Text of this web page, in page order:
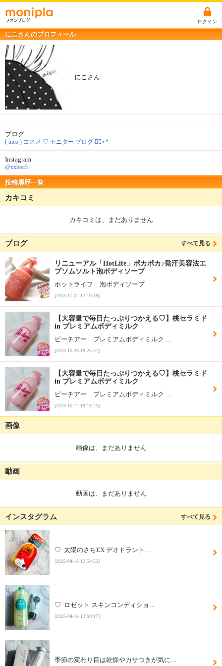
ログイン
にこさんのプロフィール
にこ さん
ブログ
( nico ) コスメ ♡ モニター ブログ ◡̈⃝︎⋆︎*
Instagram
@xxboc3
投稿履歴一覧
カキコミ
カキコミは、まだありません
ブログ すべて見る
リニューアル「HotLife」ポカポカ♪発汗美容法エ
プソムソルト泡ボディソープ
ホットライフ 泡ボディソープ
[2018-11-04 13:19:18]
【大容量で毎日たっぷりつかえる♡】桃セラミド
in プレミアムボディミルク
ピーチアー プレミアムボディミルク …
[2018-10-26 18:25:37]
【大容量で毎日たっぷりつかえる♡】桃セラミド
in プレミアムボディミルク
ピーチアー プレミアムボディミルク …
[2018-10-12 18:19:25]
画像
画像は、まだありません
動画
動画は、まだありません
インスタグラム すべて見る
♡ ⁡ 太陽のさちEX デオドラント…
[2025-04-16 12:54:52]
♡ ⁡ ロゼット スキンコンディショ…
[2025-04-16 12:50:17]
季節の変わり目は乾燥やカサつきが気に…